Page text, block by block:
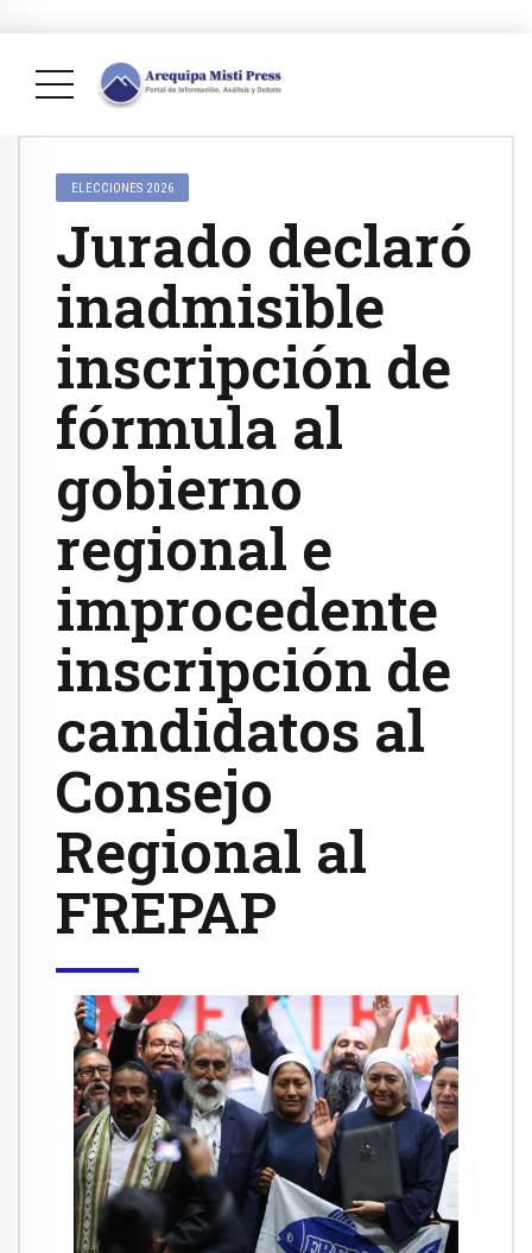
ELECCIONES 2026
Jurado declaró
inadmisible
inscripción de
fórmula al
gobierno
regional e
improcedente
inscripción de
candidatos al
Consejo
Regional al
FREPAP